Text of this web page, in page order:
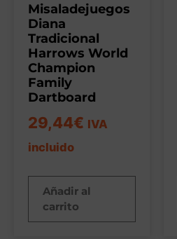
Misaladejuegos
Diana
Tradicional
Harrows World
Champion
Family
Dartboard
29,44€ IVA
incluido
Añadir al
carrito